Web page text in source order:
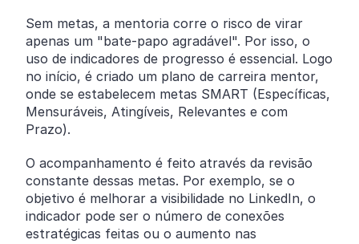
Sem metas, a mentoria corre o risco de virar
apenas um "bate-papo agradável". Por isso, o
uso de indicadores de progresso é essencial. Logo
no início, é criado um plano de carreira mentor,
onde se estabelecem metas SMART (Específicas,
Mensuráveis, Atingíveis, Relevantes e com
Prazo).
O acompanhamento é feito através da revisão
constante dessas metas. Por exemplo, se o
objetivo é melhorar a visibilidade no LinkedIn, o
indicador pode ser o número de conexões
estratégicas feitas ou o aumento nas